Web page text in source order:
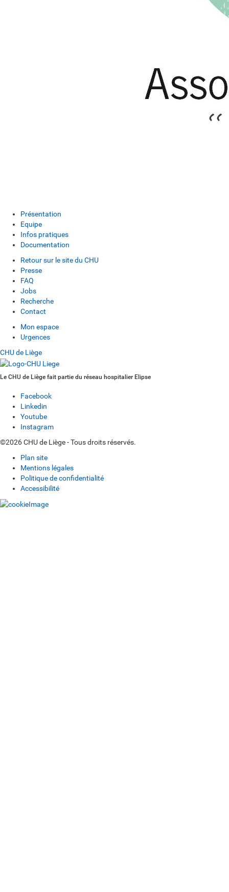
Présentation
Equipe
Infos pratiques
Documentation
Retour sur le site du CHU
Presse
FAQ
Jobs
Recherche
Contact
Mon espace
Urgences
CHU de Liège
Le CHU de Liège fait partie du réseau hospitalier Elipse
Facebook
Linkedin
Youtube
Instagram
©2026 CHU de Liège - Tous droits réservés.
Plan site
Mentions légales
Politique de confidentialité
Accessibilité